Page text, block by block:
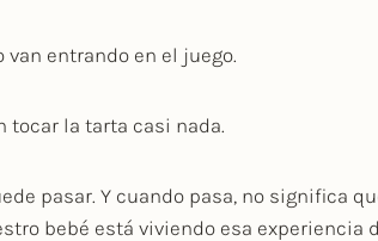
van entrando en el juego.
tocar la tarta casi nada.
pasar. Y cuando pasa, no significa
bebé está viviendo esa experiencia